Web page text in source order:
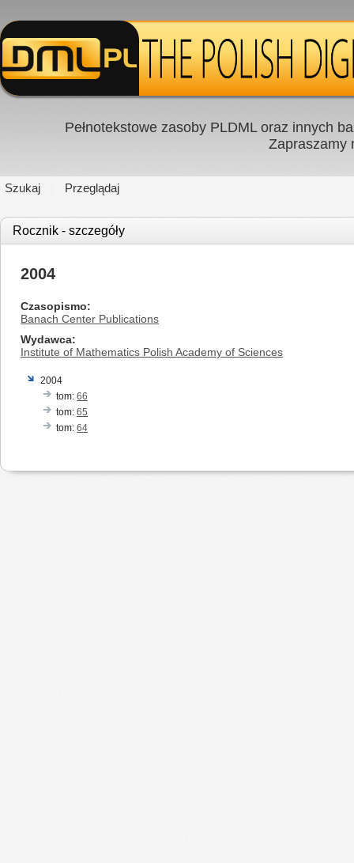
Pełnotekstowe zasoby PLDML oraz innych
Zapraszamy
Szukaj Przeglądaj
Rocznik - szczegóły
2004
Czasopismo
Banach Center Publications
Wydawca
Institute of Mathematics Polish Academy of Sciences
2004
tom: 66
tom: 65
tom: 64